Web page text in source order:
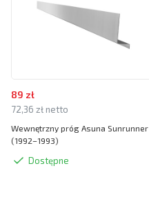
89 zł
72,36 zł netto
Wewnętrzny próg Asuna Sunrunner
(1992–1993)
Dostępne